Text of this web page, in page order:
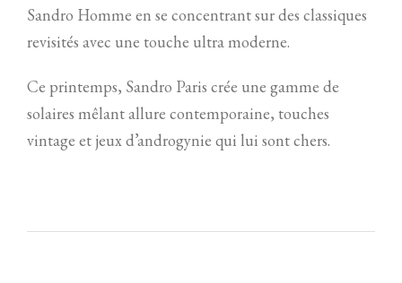
Sandro Homme en se concentrant sur des classiques
revisités avec une touche ultra moderne.
Ce printemps, Sandro Paris crée une gamme de
solaires mêlant allure contemporaine, touches
vintage et jeux d’androgynie qui lui sont chers.